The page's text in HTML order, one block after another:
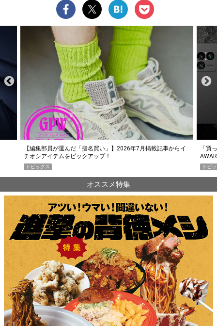
「買って損なし」の極上スマホ5選【GoodsPress 2026上半期
AWARD】
トピックス
薄着
PR
オススメ特集